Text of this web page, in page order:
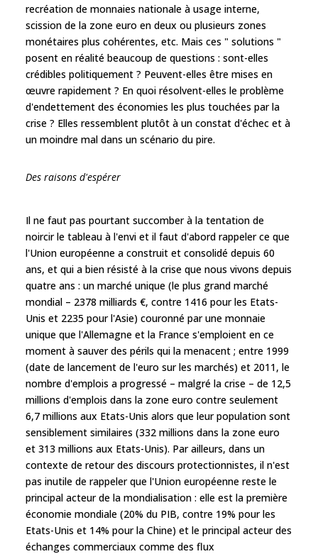
recréation de monnaies nationale à usage interne,
scission de la zone euro en deux ou plusieurs zones
monétaires plus cohérentes, etc. Mais ces " solutions "
posent en réalité beaucoup de questions : sont-elles
crédibles politiquement ? Peuvent-elles être mises en
œuvre rapidement ? En quoi résolvent-elles le problème
d'endettement des économies les plus touchées par la
crise ? Elles ressemblent plutôt à un constat d'échec et à
un moindre mal dans un scénario du pire.
Des raisons d'espérer
Il ne faut pas pourtant succomber à la tentation de
noircir le tableau à l'envi et il faut d'abord rappeler ce que
l'Union européenne a construit et consolidé depuis 60
ans, et qui a bien résisté à la crise que nous vivons depuis
quatre ans : un marché unique (le plus grand marché
mondial – 2378 milliards €, contre 1416 pour les Etats-
Unis et 2235 pour l'Asie) couronné par une monnaie
unique que l'Allemagne et la France s'emploient en ce
moment à sauver des périls qui la menacent ; entre 1999
(date de lancement de l'euro sur les marchés) et 2011, le
nombre d'emplois a progressé – malgré la crise – de 12,5
millions d'emplois dans la zone euro contre seulement
6,7 millions aux Etats-Unis alors que leur population sont
sensiblement similaires (332 millions dans la zone euro
et 313 millions aux Etats-Unis). Par ailleurs, dans un
contexte de retour des discours protectionnistes, il n'est
pas inutile de rappeler que l'Union européenne reste le
principal acteur de la mondialisation : elle est la première
économie mondiale (20% du PIB, contre 19% pour les
Etats-Unis et 14% pour la Chine) et le principal acteur des
échanges commerciaux comme des flux